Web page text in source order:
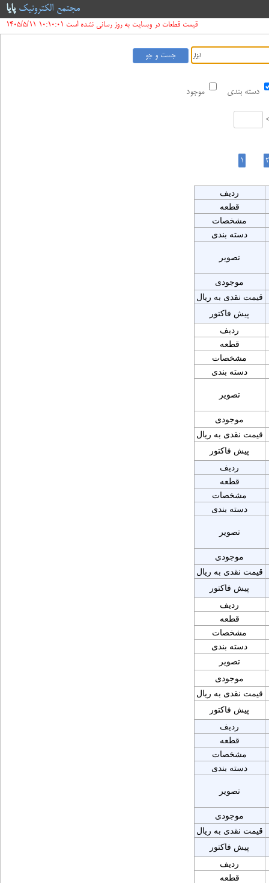
مجتمع الکترونیکپایا
قیمت قطعات در وبسایت به روز رسانی نشده است 10:10:01 1405/5/11
موجود دسته بندی
ردیف
قطعه
مشخصات
دسته بندی
تصویر
موجودی
قیمت نقدی به ریال
پیش فاکتور
ردیف
قطعه
مشخصات
دسته بندی
تصویر
موجودی
قیمت نقدی به ریال
پیش فاکتور
ردیف
قطعه
مشخصات
دسته بندی
تصویر
موجودی
قیمت نقدی به ریال
پیش فاکتور
ردیف
قطعه
مشخصات
دسته بندی
تصویر
موجودی
قیمت نقدی به ریال
پیش فاکتور
ردیف
قطعه
مشخصات
دسته بندی
تصویر
موجودی
قیمت نقدی به ریال
پیش فاکتور
ردیف
قطعه